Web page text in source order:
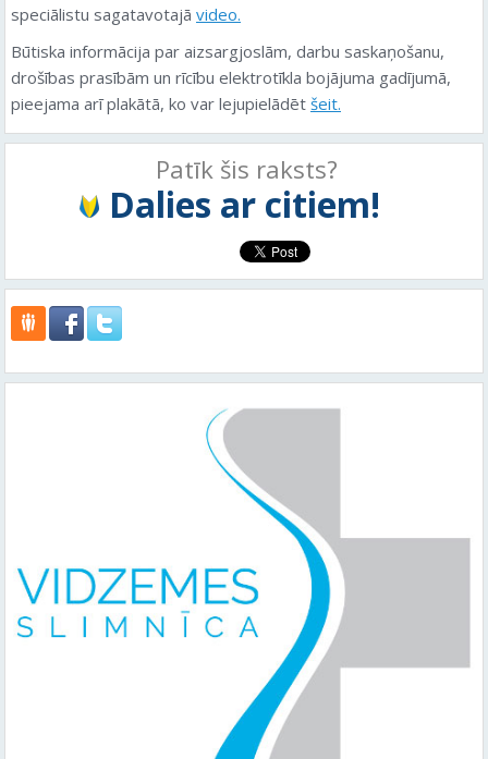
speciālistu sagatavotajā video.
Būtiska informācija par aizsargjoslām, darbu saskaņošanu,
drošības prasībām un rīcību elektrotīkla bojājuma gadījumā,
pieejama arī plakātā, ko var lejupielādēt šeit.
Patīk šis raksts?
Dalies ar citiem!